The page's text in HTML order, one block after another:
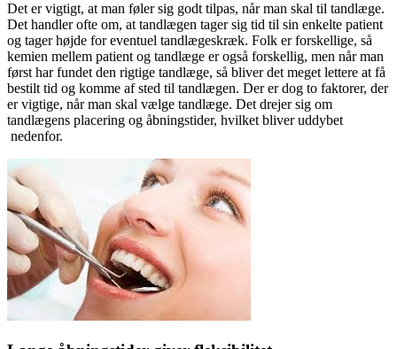
Det er vigtigt, at man føler sig godt tilpas, når man skal til tandlæge.
Det handler ofte om, at tandlægen tager sig tid til sin enkelte patient
og tager højde for eventuel tandlægeskræk. Folk er forskellige, så
kemien mellem patient og tandlæge er også forskellig, men når man
først har fundet den rigtige tandlæge, så bliver det meget lettere at få
bestilt tid og komme af sted til tandlægen. Der er dog to faktorer, der
er vigtige, når man skal vælge tandlæge. Det drejer sig om
tandlægens placering og åbningstider, hvilket bliver uddybet
nedenfor.